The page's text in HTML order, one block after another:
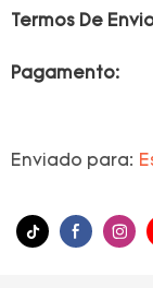
Termos De
Pagamento:
Enviado para: